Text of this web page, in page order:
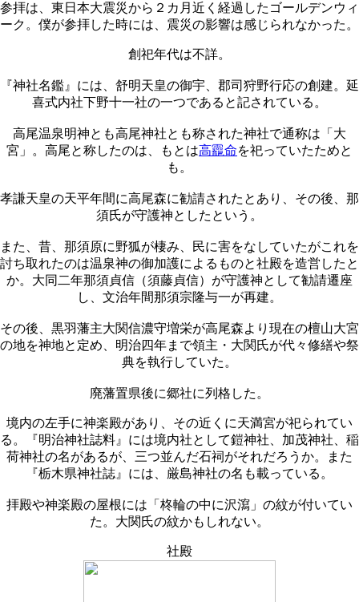
参拝は、東日本大震災から２カ月近く経過したゴールデンウィ
ーク。僕が参拝した時には、震災の影響は感じられなかった。
創祀年代は不詳。
『神社名鑑』には、舒明天皇の御宇、郡司狩野行応の創建。延
喜式内社下野十一社の一つであると記されている。
高尾温泉明神とも高尾神社とも称された神社で通称は「大
宮」。高尾と称したのは、もとは高龗命を祀っていたためと
も。
孝謙天皇の天平年間に高尾森に勧請されたとあり、その後、那
須氏が守護神としたという。
また、昔、那須原に野狐が棲み、民に害をなしていたがこれを
討ち取れたのは温泉神の御加護によるものと社殿を造営したと
か。大同二年那須貞信（須藤貞信）が守護神として勧請遷座
し、文治年間那須宗隆与一が再建。
その後、黒羽藩主大関信濃守増栄が高尾森より現在の檀山大宮
の地を神地と定め、明治四年まで領主・大関氏が代々修繕や祭
典を執行していた。
廃藩置県後に郷社に列格した。
境内の左手に神楽殿があり、その近くに天満宮が祀られてい
る。『明治神社誌料』には境内社として鎧神社、加茂神社、稲
荷神社の名があるが、三つ並んだ石祠がそれだろうか。また
『栃木県神社誌』には、厳島神社の名も載っている。
拝殿や神楽殿の屋根には「柊輪の中に沢瀉」の紋が付いてい
た。大関氏の紋かもしれない。
社殿